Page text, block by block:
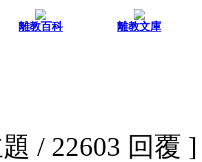
離教百科 離教文庫
/ 22603 回覆 ]